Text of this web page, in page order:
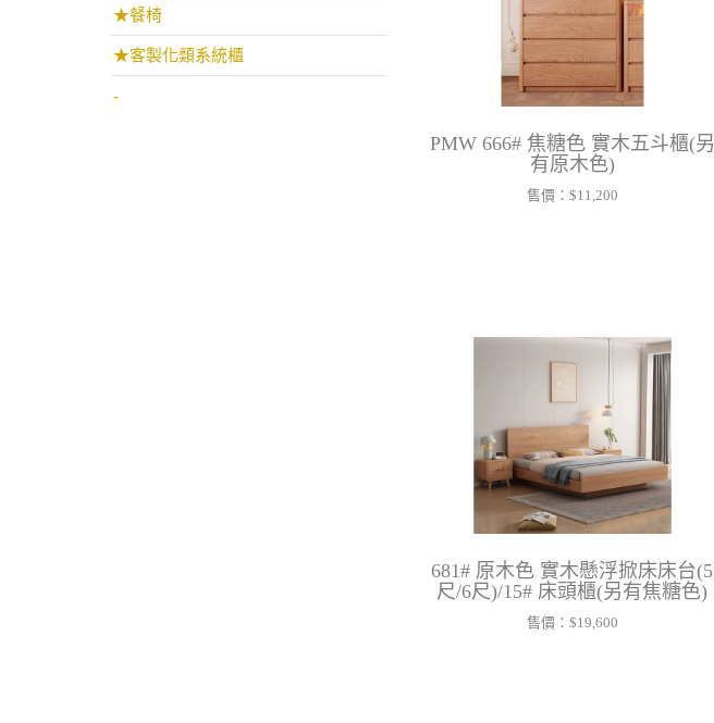
★餐椅
★客製化類系統櫃
-
PMW 666# 焦糖色 實木五斗櫃(另
有原木色)
售價： $11,200
681# 原木色 實木懸浮掀床床台(5
尺/6尺)/15# 床頭櫃(另有焦糖色)
售價： $19,600